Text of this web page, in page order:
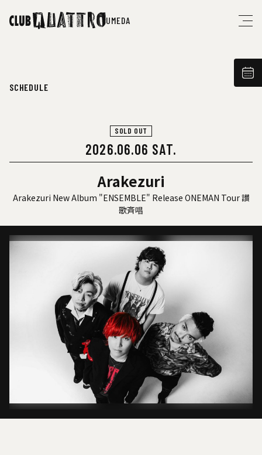
UMEDA
SCHEDULE
SOLD OUT
2026.06.06 SAT.
Arakezuri
Arakezuri New Album "ENSEMBLE" Release ONEMAN Tour 讃
歌斉唱